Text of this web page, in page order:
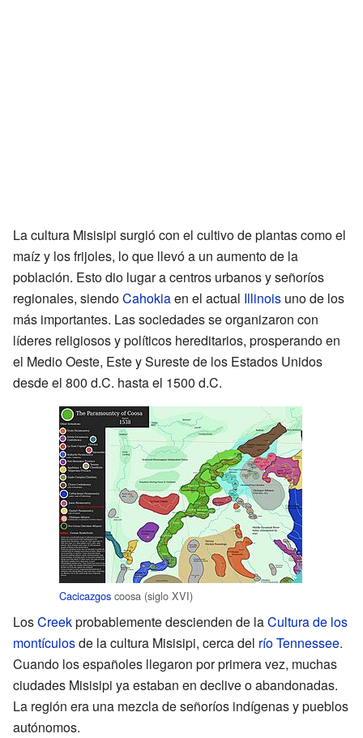
La cultura Misisipi surgió con el cultivo de plantas como el
maíz y los frijoles, lo que llevó a un aumento de la
población. Esto dio lugar a centros urbanos y señoríos
regionales, siendoCahokiaen el actual Illinois uno de los
más importantes. Las sociedades se organizaron con
líderes religiosos y políticos hereditarios, prosperando en
el Medio Oeste, Este y Sureste de los Estados Unidos
desde el 800 d.C. hasta el 1500 d.C.
Cacicazgos coosa (siglo XVI)
LosCreekprobablemente descienden de laCultura de los
montículosde la cultura Misisipi, cerca del río Tennessee.
Cuando los españoles llegaron por primera vez, muchas
ciudades Misisipi ya estaban en declive o abandonadas.
La región era una mezcla de señoríos indígenas y pueblos
autónomos.